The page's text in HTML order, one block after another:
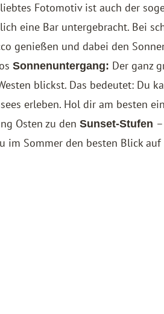
Fotomotiv ist auch der
eine Bar untergebracht. Bei
genießen und dabei den
Sonnenuntergang: Der ganz
blickst. Das bedeutet: Du
erleben. Hol dir am besten
Osten zu denSunset-Stufen
im Sommer den besten Blick